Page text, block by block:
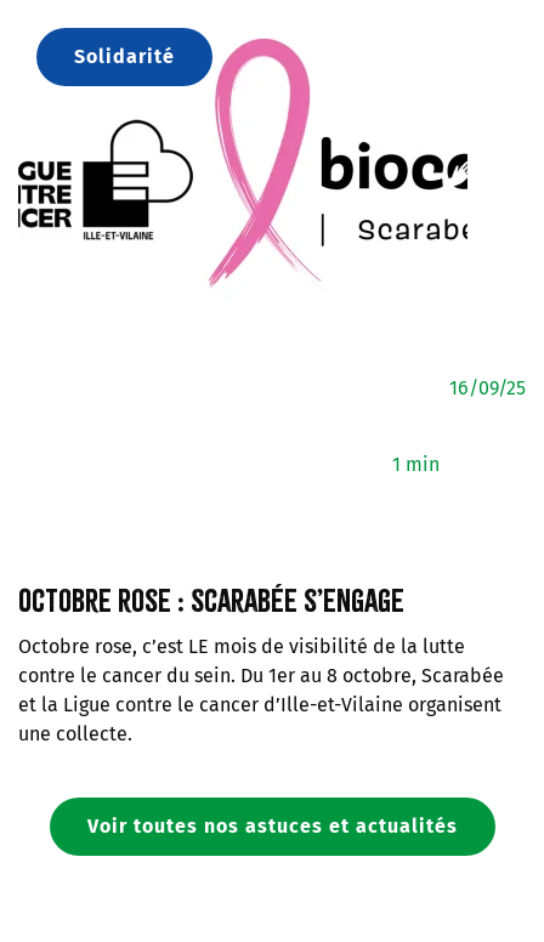
Solidarité
1 min
16/09/25
Octobre rose : Scarabée s’engage
Octobre rose, c’est LE mois de visibilité de la lutte
contre le cancer du sein. Du 1er au 8 octobre, Scarabée
et la Ligue contre le cancer d’Ille-et-Vilaine organisent
une collecte.
Voir toutes nos astuces et actualités